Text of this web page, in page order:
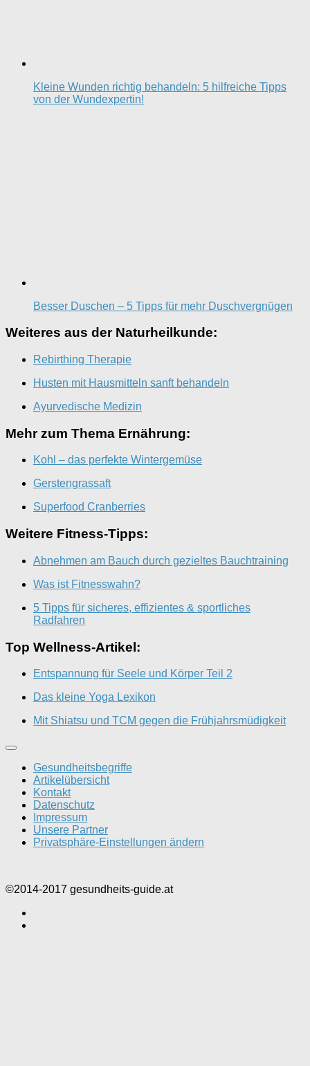
Kleine Wunden richtig behandeln: 5 hilfreiche Tipps
von der Wundexpertin!
Besser Duschen – 5 Tipps für mehr Duschvergnügen
Weiteres aus der Naturheilkunde:
Rebirthing Therapie
Husten mit Hausmitteln sanft behandeln
Ayurvedische Medizin
Mehr zum Thema Ernährung:
Kohl – das perfekte Wintergemüse
Gerstengrassaft
Superfood Cranberries
Weitere Fitness-Tipps:
Abnehmen am Bauch durch gezieltes Bauchtraining
Was ist Fitnesswahn?
5 Tipps für sicheres, effizientes & sportliches
Radfahren
Top Wellness-Artikel:
Entspannung für Seele und Körper Teil 2
Das kleine Yoga Lexikon
Mit Shiatsu und TCM gegen die Frühjahrsmüdigkeit
Gesundheitsbegriffe
Artikelübersicht
Kontakt
Datenschutz
Impressum
Unsere Partner
Privatsphäre-Einstellungen ändern
©2014-2017 gesundheits-guide.at